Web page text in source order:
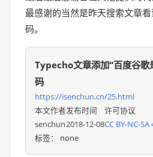
最感谢的当然是昨天搜索文章看
码。
Typecho文章添加“百度谷歌
码
https://isenchun.cn/25.html
本文作者
senchun
发布时间
2018-12-08
许可协议
CC BY-NC-SA
标签： none